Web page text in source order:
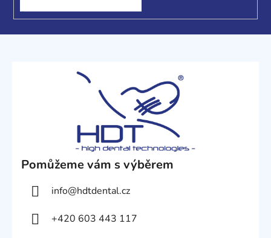
Pomůžeme vám s výběrem
info@hdtdental.cz
+420 603 443 117